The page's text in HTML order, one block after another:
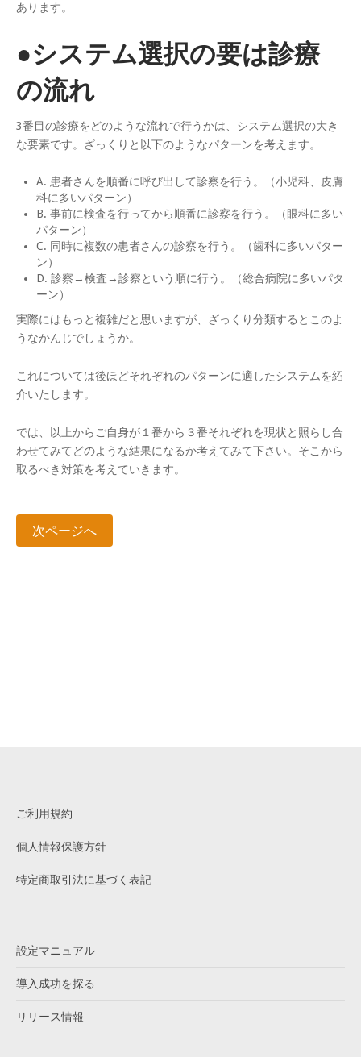
あります。
●システム選択の要は診療
の流れ
3番目の診療をどのような流れで行うかは、システム選択の大き
な要素です。ざっくりと以下のようなパターンを考えます。
A. 患者さんを順番に呼び出して診察を行う。（小児科、皮膚
科に多いパターン）
B. 事前に検査を行ってから順番に診察を行う。（眼科に多い
パターン）
C. 同時に複数の患者さんの診察を行う。（歯科に多いパター
ン）
D. 診察→検査→診察という順に行う。（総合病院に多いパタ
ーン）
実際にはもっと複雑だと思いますが、ざっくり分類するとこのよ
うなかんじでしょうか。
これについては後ほどそれぞれのパターンに適したシステムを紹
介いたします。
では、以上からご自身が１番から３番それぞれを現状と照らし合
わせてみてどのような結果になるか考えてみて下さい。そこから
取るべき対策を考えていきます。
次ページへ
ご利用規約
個人情報保護方針
特定商取引法に基づく表記
設定マニュアル
導入成功を探る
リリース情報